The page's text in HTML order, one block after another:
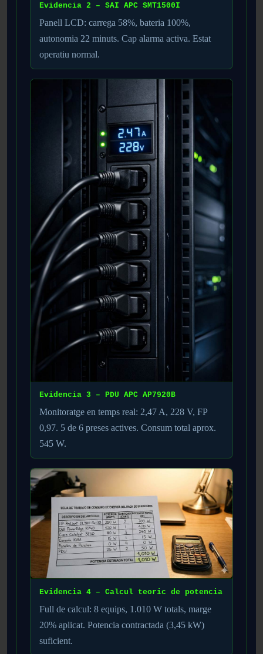
Evidencia 2 – SAI APC SMT1500I
Panell LCD: carrega 58%, bateria 100%,
autonomia 22 minuts. Cap alarma activa. Estat
operatiu normal.
Evidencia 3 – PDU APC AP7920B
Monitoratge en temps real: 2,47 A, 228 V, FP
0,97. 5 de 6 preses actives. Consum total aprox.
545 W.
Evidencia 4 – Calcul teoric de potencia
Full de calcul: 8 equips, 1.010 W totals, marge
20% aplicat. Potencia contractada (3,45 kW)
suficient.